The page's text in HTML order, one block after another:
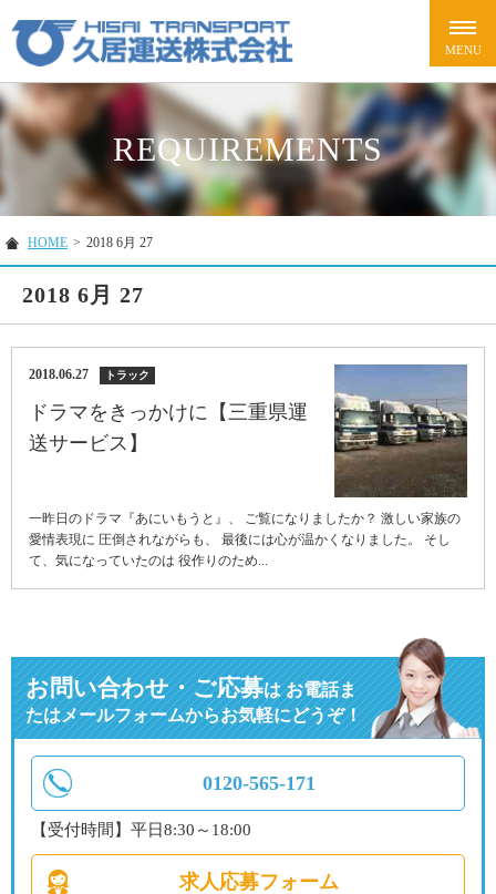
REQUIREMENTS
HOME > 2018 6月 27
2018 6月 27
2018.06.27 トラック
ドラマをきっかけに【三重県運
送サービス】
一昨日のドラマ『あにいもうと』、 ご覧になりましたか？ 激しい家族の
愛情表現に 圧倒されながらも、 最後には心が温かくなりました。 そし
て、気になっていたのは 役作りのため...
お問い合わせ・ご応募はお電話ま
たはメールフォームからお気軽にどうぞ！
0120-565-171
【受付時間】平日8:30～18:00
求人応募フォーム